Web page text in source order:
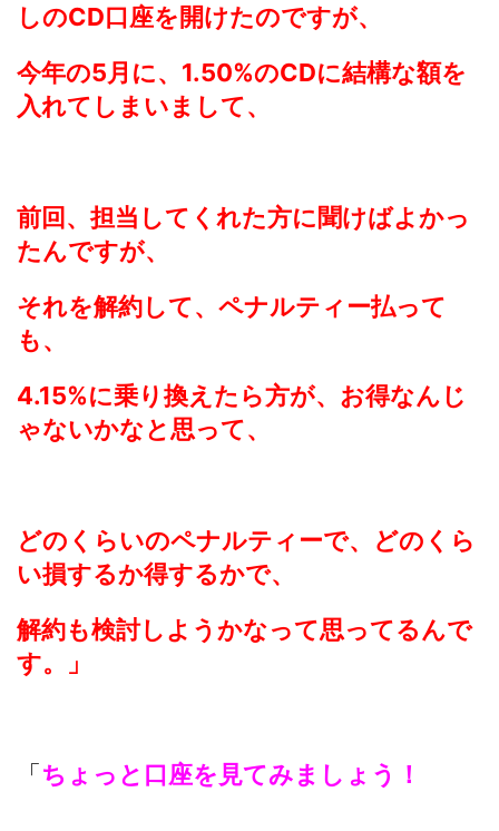
しのCD口座を開けたのですが、
今年の5月に、1.50%のCDに結構な額を
入れてしまいまして、
前回、担当してくれた方に聞けばよかっ
たんですが、
それを解約して、ペナルティー払って
も、
4.15%に乗り換えたら方が、お得なんじ
ゃないかなと思って、
どのくらいのペナルティーで、どのくら
い損するか得するかで、
解約も検討しようかなって思ってるんで
す。」
「 ちょっと口座を見てみましょう！